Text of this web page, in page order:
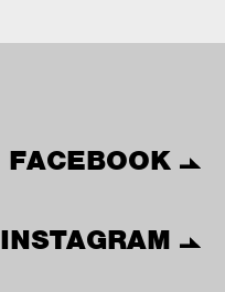
FACEBOOK
INSTAGRAM